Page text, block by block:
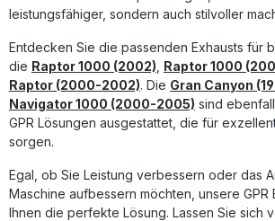
herausnehmbarem db-Killer Gewichtseinsparung und
Leistungssteigerung gegenüber der
Edelstahl-Design – hergestellt in Italien Plug-&-Play-
Montage inklusive fahrzeugspezifischer
zertifizierte Qualität und Langlebigkeit Lieferumfang: GPR
Furore-X Inox Slip-On Auspuff (Dual
Herausnehmbare db-Killer Verbindungsrohre (Link Pipes)
Fahrzeugspezifische
leistungsfähiger, sondern auch stilvoller
Entdecken Sie die passenden Exhausts für
die Raptor 1000 (2002) Raptor 1000
Raptor (2000-2002). Die Gran Canyon
Navigator 1000 (2000-2005) sind
GPR Lösungen ausgestattet, die für
sorgen.
Egal, ob Sie Leistung verbessern oder das
Maschine aufbessern möchten, unsere GPR
Ihnen die perfekte Lösung. Lassen Sie sich